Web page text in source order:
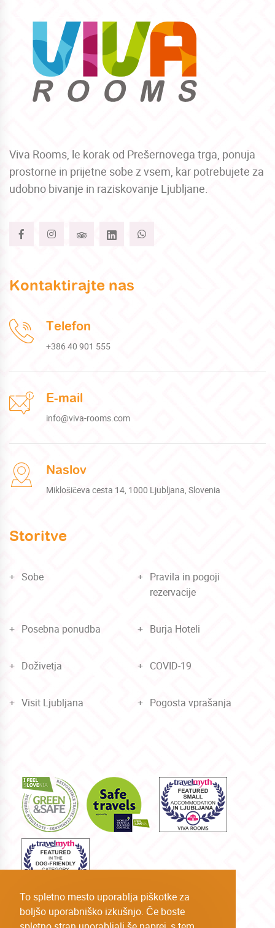
To spletno mesto uporablja piškotke za
boljšo uporabniško izkušnjo. Če boste
Viva Rooms, le korak od Prešernovega trga, ponuja
prostorne in prijetne sobe z vsem, kar potrebujete za
udobno bivanje in raziskovanje Ljubljane.
Storitve
Sobe
Pravila in pogoji
rezervacije
Posebna ponudba Burja Hoteli
Doživetja COVID-19
Visit Ljubljana Pogosta vprašanja
Kontaktirajte nas
Telefon
+386 40 901 555
E-mail
info@viva-rooms.com
Naslov
Miklošičeva cesta 14, 1000 Ljubljana, Slovenia